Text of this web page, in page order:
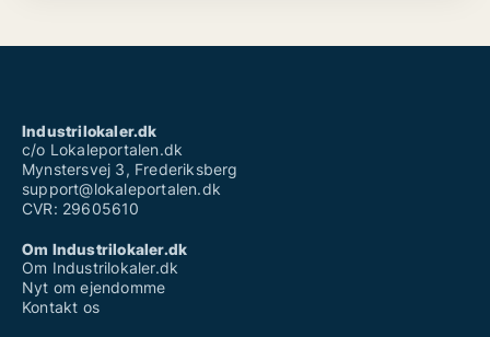
Industrilokaler.dk
c/o Lokaleportalen.dk
Mynstersvej 3, Frederiksberg
support@lokaleportalen.dk
CVR: 29605610
Om Industrilokaler.dk
Om Industrilokaler.dk
Nyt om ejendomme
Kontakt os